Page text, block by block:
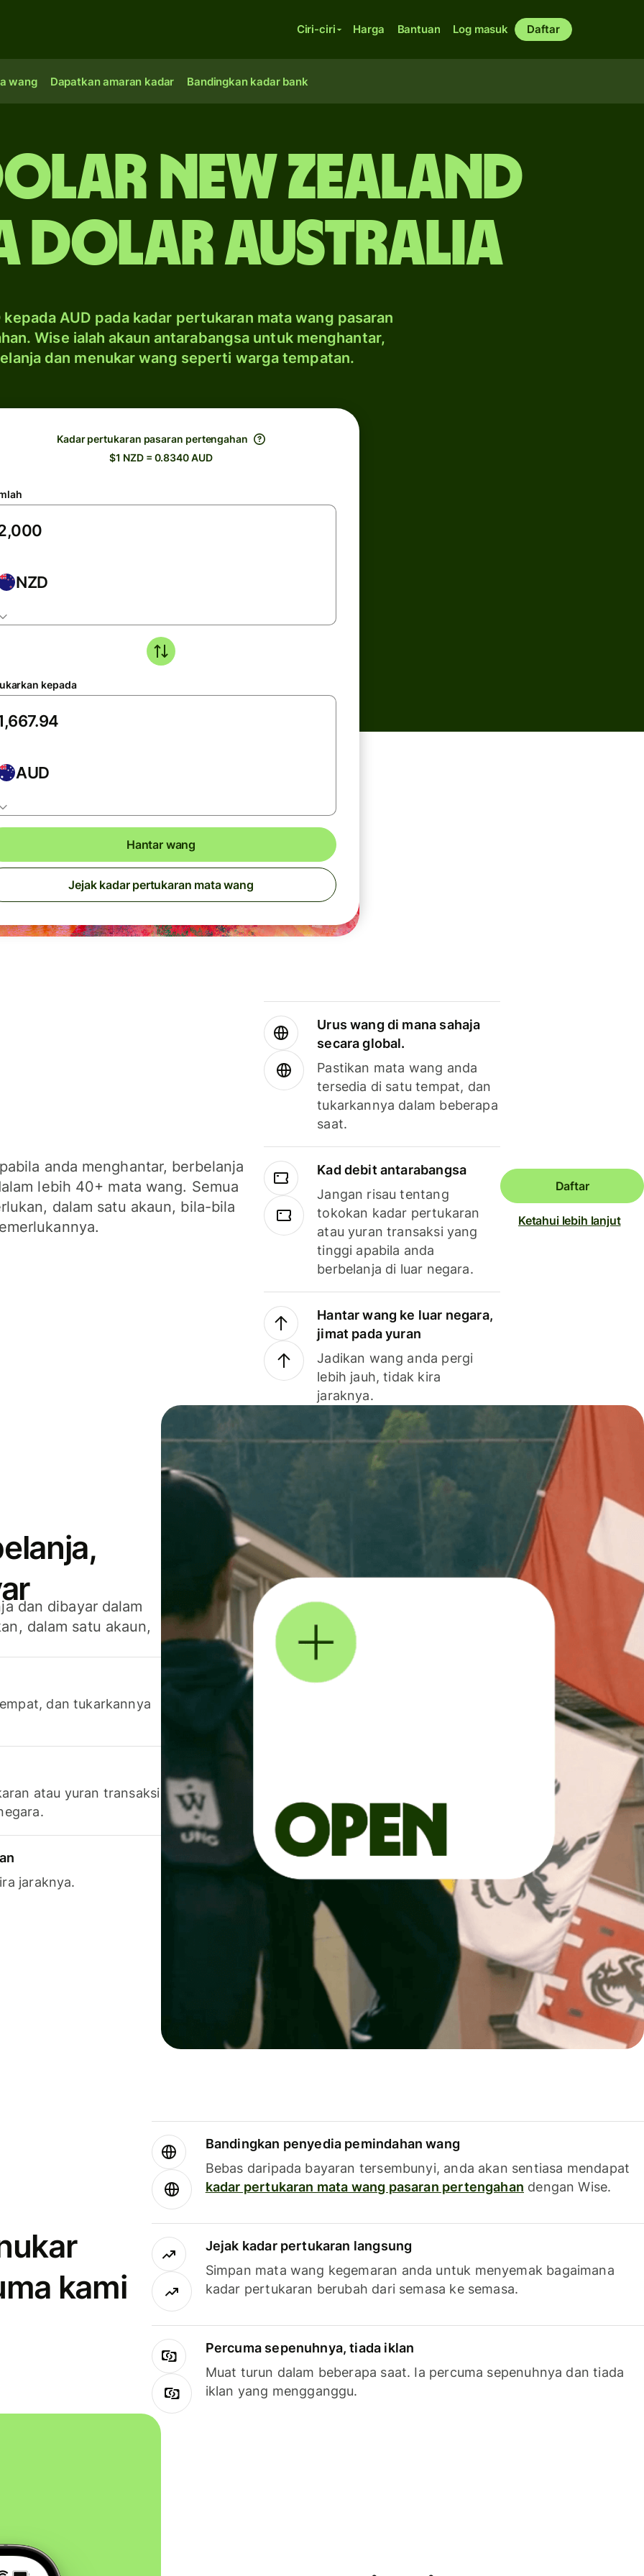
Ciri-ciri Harga Bantuan Log masuk Daftar
wang Dapatkan amaran kadar Bandingkan kadar bank
New Zealand
dolar Australia
kepada AUD pada kadar pertukaran mata wang pasaran
Wise ialah akaun antarabangsa untuk menghantar,
dan menukar wang seperti warga tempatan.
Kadar pertukaran pasaran pertengahan
$1 NZD = 0.8340 AUD
NZD
kepada
AUD
Hantar wang
Jejak kadar pertukaran mata wang
anda menghantar, berbelanja
lebih 40+ mata wang. Semua
dalam satu akaun, bila-bila
Urus wang di mana sahaja
secara global.
Pastikan mata wang anda
tersedia di satu tempat, dan
tukarkannya dalam beberapa
saat.
Kad debit antarabangsa
Jangan risau tentang
tokokan kadar pertukaran
atau yuran transaksi yang
tinggi apabila anda
berbelanja di luar negara.
Hantar wang ke luar negara,
jimat pada yuran
Jadikan wang anda pergi
lebih jauh, tidak kira
jaraknya.
Daftar
Ketahui lebih lanjut
dan dibayar dalam
dalam satu akaun,
dan tukarkannya
atau yuran transaksi
jaraknya.
kami
Bandingkan penyedia pemindahan wang
Bebas daripada bayaran tersembunyi, anda akan sentiasa mendapat
kadar pertukaran mata wang pasaran pertengahan dengan Wise.
Jejak kadar pertukaran langsung
Simpan mata wang kegemaran anda untuk menyemak bagaimana
kadar pertukaran berubah dari semasa ke semasa.
Percuma sepenuhnya, tiada iklan
Muat turun dalam beberapa saat. Ia percuma sepenuhnya dan tiada
iklan yang mengganggu.